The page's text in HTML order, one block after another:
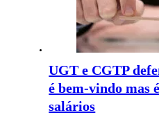
UGT e CGTP
é bem-vindo mas
salários